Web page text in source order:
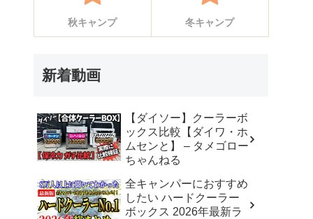
秋キャンプ 冬キャンプ
新着動画
【ダイソー】クーラーボ
ックス比較【ダイワ・ホ
ムセンと】 – タメゴロー
ちゃんねる
全キャンパーにおすすめ
したい ハードクーラー
ボックス 2026年最新ラ